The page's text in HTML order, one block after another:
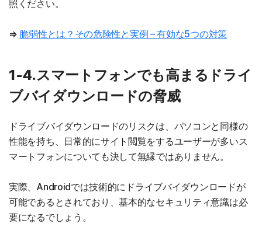
照ください。
⇒ 脆弱性とは？その危険性と実例 – 有効な5つの対策
1-4.スマートフォンでも高まるドライ
ブバイダウンロードの脅威
ドライブバイダウンロードのリスクは、パソコンと同様の
性能を持ち、日常的にサイト閲覧をするユーザーが多いス
マートフォンについても決して無縁ではありません。
実際、Androidでは技術的にドライブバイダウンロードが
可能であるとされており、基本的なセキュリティ意識は必
要になるでしょう。